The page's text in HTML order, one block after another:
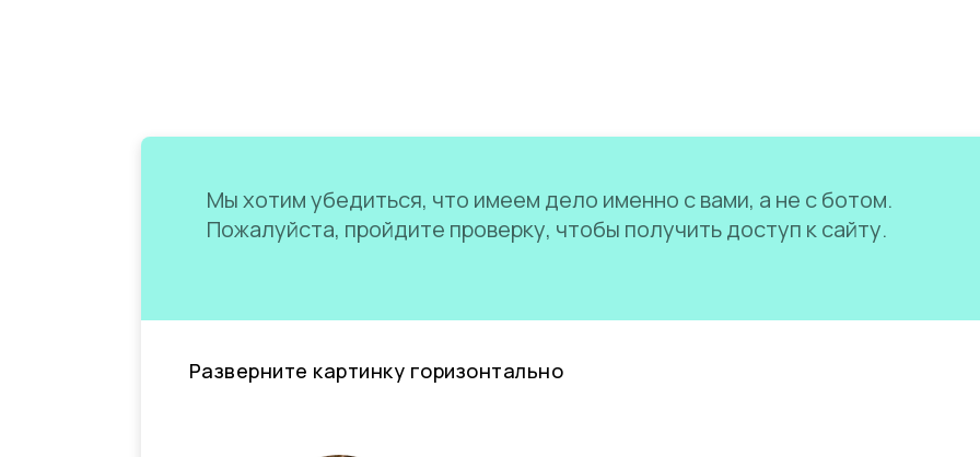
Мы хотим убедиться, что имеем дело именно с вами, а не с ботом.
Пожалуйста, пройдите проверку, чтобы получить доступ к сайту.
Разверните картинку горизонтально